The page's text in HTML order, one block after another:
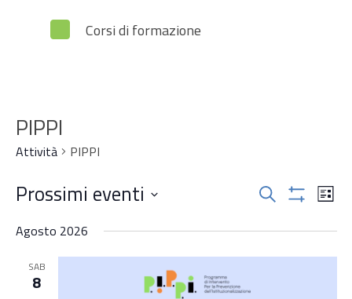
Corsi di formazione
PIPPI
Attività PIPPI
Attività
Ricerca
e
Cerca Lista
Prossimi eventi
la
data.
Agosto 2026
SAB
8